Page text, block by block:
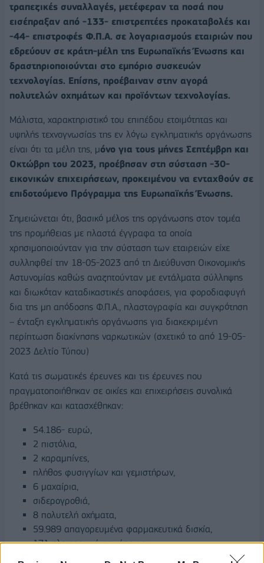
τραπεζικές συναλλαγές, μετέφεραν τα ποσά που
εισέπραξαν από -133- επιστρεπτέες προκαταβολές και
-44- επιστροφές Φ.Π.Α. σε λογαριασμούς εταιριών που
εδρεύουν σε κράτη-μέλη της Ευρωπαϊκής Ένωσης και
δραστηριοποιούνται στο εμπόριο συσκευών
τεχνολογίας. Επίσης, προέβαιναν στην αγορά
πολυτελών οχημάτων και προϊόντων τεχνολογίας.
Μάλιστα, χαρακτηριστικό του επιπέδου ετοιμότητας και
υψηλής τεχνογνωσίας της εν λόγω εγκληματικής οργάνωσης
είναι ότι τα μέλη της, μόνο για τους μήνες Σεπτέμβρη και
Οκτώβρη του 2023, προέβησαν στη σύσταση -30-
εικονικών επιχειρήσεων, προκειμένου να ενταχθούν σε
επιδοτούμενο Πρόγραμμα της Ευρωπαϊκής Ένωσης.
Σημειώνεται ότι, βασικό μέλος της οργάνωσης στον τομέα
της προμήθειας με πλαστά έγγραφα τα οποία
χρησιμοποιούνταν για την σύσταση των εταιρειών είχε
συλληφθεί την 18-05-2023 από τη Διεύθυνση Οικονομικής
Αστυνομίας καθώς αναζητούνταν με εντάλματα σύλληψης
και διωκόταν καταδικαστικές αποφάσεις, για φοροδιαφυγή
δια της μη απόδοσης Φ.Π.Α., πλαστογραφία και συγκρότηση
– ένταξη εγκληματικής οργάνωσης για διακεκριμένη
περίπτωση διακίνησης ναρκωτικών (σχετικό το από 19-05-
2023 Δελτίο Τύπου)
Κατά τις σωματικές έρευνες και τις έρευνες που
πραγματοποιήθηκαν σε οικίες και επιχειρήσεις συνολικά
βρέθηκαν και κατασχέθηκαν:
54.186- ευρώ,
2 πιστόλια,
2 καραμπίνες,
πλήθος φυσιγγίων και γεμιστήρων,
6 μαχαίρια,
σιδερογροθιά,
8 πολυτελή οχήματα,
59.989 απαγορευμένα φαρμακευτικά δισκία,
171 ηλεκτρονικά τσιγάρα και